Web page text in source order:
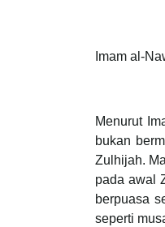
Menurut
bukan
Zulhijah.
pada awal
berpuasa
seperti